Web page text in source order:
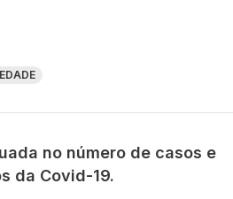
no número de casos e
da Covid-19.